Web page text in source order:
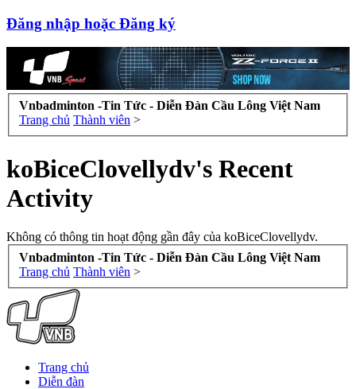
Đăng nhập hoặc Đăng ký
Vnbadminton -Tin Tức - Diễn Đàn Cầu Lông Việt Nam
Trang chủ Thành viên >
koBiceClovellydv's Recent
Activity
Không có thông tin hoạt động gần đây của koBiceClovellydv.
Vnbadminton -Tin Tức - Diễn Đàn Cầu Lông Việt Nam
Trang chủ Thành viên >
Trang chủ
Diễn đàn